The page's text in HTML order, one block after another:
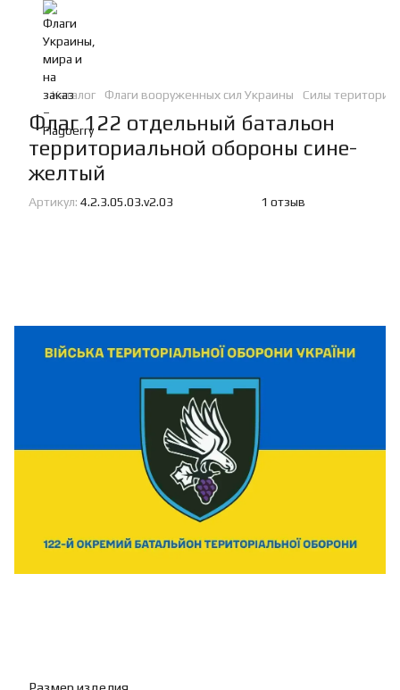
Каталог Флаги вооруженных сил Украины Силы
Флаг 122 отдельный батальон
территориальной обороны сине-
желтый
Артикул: 4.2.3.05.03.v2.03 1 отзыв